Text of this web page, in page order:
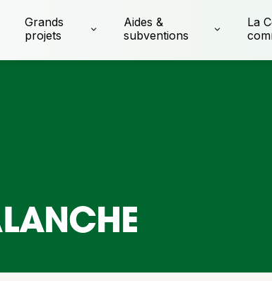
Grands
projets
Aides &
subventions
La